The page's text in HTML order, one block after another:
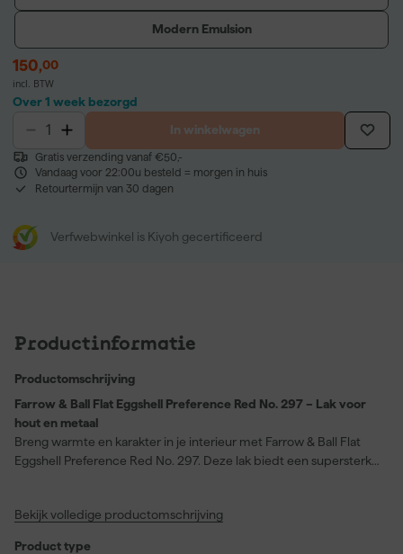
Modern Emulsion
150,00
incl. BTW
Over 1 week bezorgd
In winkelwagen
Gratis verzending vanaf €50,-
Vandaag voor 22:00u besteld = morgen in huis
Retourtermijn van 30 dagen
Verfwebwinkel is Kiyoh gecertificeerd
Productinformatie
Productomschrijving
Farrow & Ball Flat Eggshell Preference Red No. 297 – Lak voor
hout en metaal
Breng warmte en karakter in je interieur met Farrow & Ball Flat
Eggshell Preference Red No. 297. Deze lak biedt een supersterk
of houten en metalen vloeren langdurig mooi blijven. Dankzij
Bekijk volledige productomschrijving
Product type